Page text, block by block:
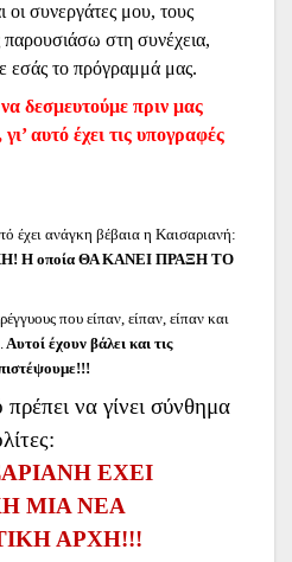
συνεργάτες μου, τους
παρουσιάσω στη συνέχεια,
εσάς το πρόγραμμά μας.
δεσμευτούμε πριν μας
γι’ αυτό έχει τις υπογραφές
έχει ανάγκη βέβαια η Καισαριανή:
Η οποία ΘΑ ΚΑΝΕΙ ΠΡΑΞΗ ΤΟ
που είπαν, είπαν, είπαν και
Αυτοί έχουν βάλει και τις
να γίνει σύνθημα
ΕΧΕΙ
ΜΙΑ ΝΕΑ
ΑΡΧΗ!!!